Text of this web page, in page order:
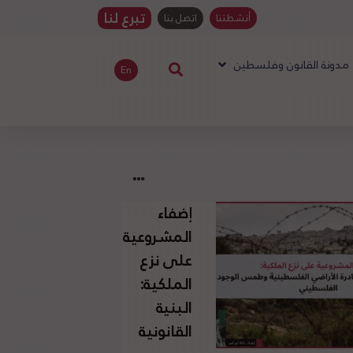
أنشطتنا اتصل بنا تبرع لنا
مدونة القانون وفلسطين En
إضفاء
المشروعية
على نزع
الملكية:
البنية
القانونية